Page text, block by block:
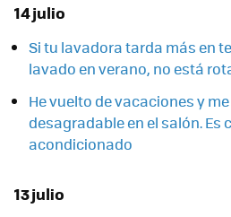
14 julio
Si tu lavadora tarda más en
lavado en verano, no está
He vuelto de vacaciones y
desagradable en el salón. Es
acondicionado
13 julio